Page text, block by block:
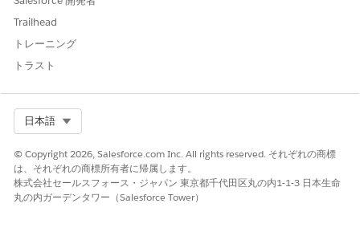
動的送信元アドレスと動的返信アドレス
Data 360 レコードを使用してメールの送信者と返信情報をパ
この記事で問題は解決されましたか?
ご意見をお待ちしております。
Trailhead
トレーニング
トラスト
日本語
© Copyright 2026, Salesforce.com Inc. All rights reserved. それぞれの商標
は、それぞれの商標所有者に帰属します。
株式会社セールスフォース・ジャパン 東京都千代田区丸の内1-1-3 日本生命
丸の内ガーデンタワー（Salesforce Tower）